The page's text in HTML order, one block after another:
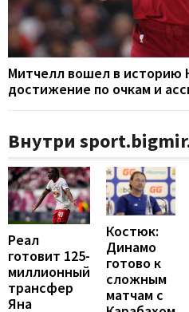
Митчелл вошел в историю
достижение по очкам и
Внутри
Реал
готовит 125-
миллионный
трансфер
Яна
Костюк:
Динамо
готово к
сложным
матчам с